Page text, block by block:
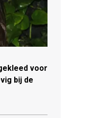
voor
bij de